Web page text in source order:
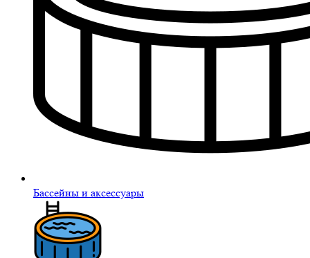
Бассейны и аксессуары